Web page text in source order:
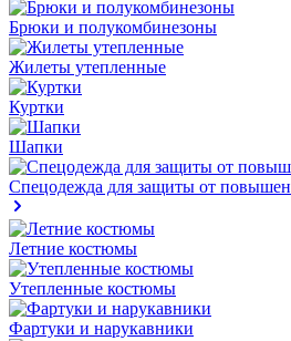
Брюки и полукомбинезоны
Жилеты утепленные
Куртки
Шапки
Спецодежда для защиты от
Летние костюмы
Утепленные костюмы
Фартуки и нарукавники